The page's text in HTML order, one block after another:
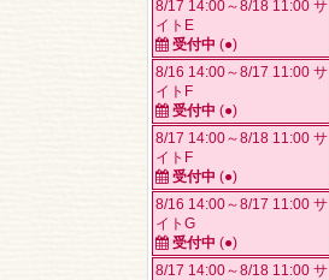
8/17 14:00～8/18 11:00 サ
イトE
受付中 (●)
8/16 14:00～8/17 11:00 サ
イトF
受付中 (●)
8/17 14:00～8/18 11:00 サ
イトF
受付中 (●)
8/16 14:00～8/17 11:00 サ
イトG
受付中 (●)
8/17 14:00～8/18 11:00 サ